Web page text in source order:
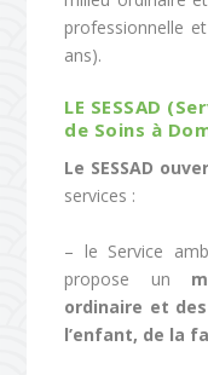
professionnelle
ans).
LE SESSAD
de Soins à
Le SESSAD
services :
– le Service
propose un
ordinaire et
l’enfant, de la